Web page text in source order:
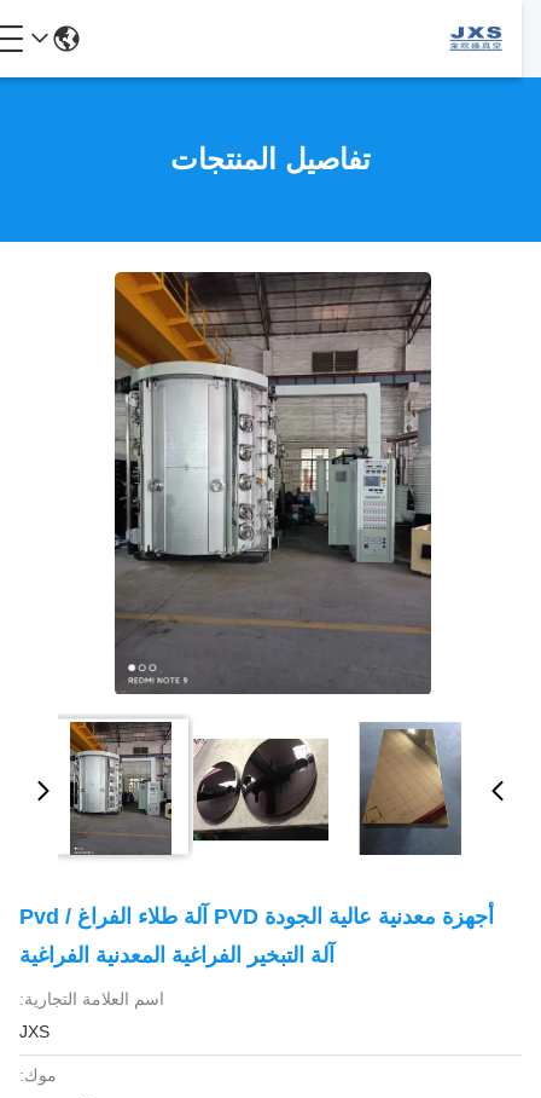
تفاصيل المنتجات
أجهزة معدنية عالية الجودة PVD آلة طلاء الفراغ / Pvd
آلة التبخير الفراغية المعدنية الفراغية
اسم العلامة التجارية:
JXS
موك: